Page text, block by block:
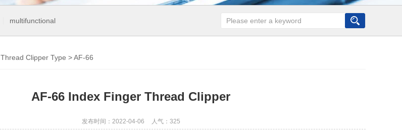
multifunctional
Thread Clipper Type >AF-66
AF-66 Index Finger Thread Clipper
发布时间：2022-04-06 人气： 325